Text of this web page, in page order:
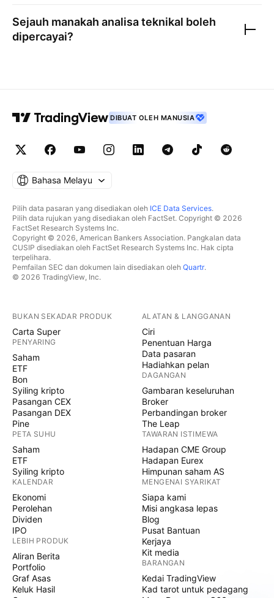
Sejauh manakah analisa teknikal boleh
dipercayai?
DIBUAT OLEH MANUSIA
Bahasa Melayu
Pilih data pasaran yang disediakan oleh ICE Data Services.
Pilih data rujukan yang disediakan oleh FactSet. Copyright © 2026
FactSet Research Systems Inc.
Copyright © 2026, American Bankers Association. Pangkalan data
CUSIP disediakan oleh FactSet Research Systems Inc. Hak cipta
terpelihara.
Pemfailan SEC dan dokumen lain disediakan oleh Quartr.
© 2026 TradingView, Inc.
BUKAN SEKADAR PRODUK
Carta Super
PENYARING
Saham
ETF
Bon
Syiling kripto
Pasangan CEX
Pasangan DEX
Pine
PETA SUHU
Saham
ETF
Syiling kripto
KALENDAR
Ekonomi
Perolehan
Dividen
IPO
LEBIH PRODUK
Aliran Berita
Portfolio
Graf Asas
Keluk Hasil
ALATAN & LANGGANAN
Ciri
Penentuan Harga
Data pasaran
Hadiahkan pelan
DAGANGAN
Gambaran keseluruhan
Broker
Perbandingan broker
The Leap
TAWARAN ISTIMEWA
Hadapan CME Group
Hadapan Eurex
Himpunan saham AS
MENGENAI SYARIKAT
Siapa kami
Misi angkasa lepas
Blog
Pusat Bantuan
Kerjaya
Kit media
BARANGAN
Kedai TradingView
Kad tarot untuk pedagang